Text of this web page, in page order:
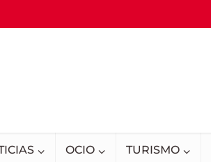
OCIO TURISMO